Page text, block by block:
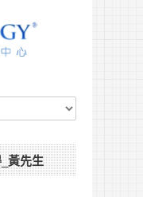
黃先生